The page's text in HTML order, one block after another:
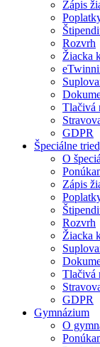
Zápis
Rozvrh
Žiacka
Tlačivá
GDPR
Špeciálne
O
Zápis
Rozvrh
Žiacka
Tlačivá
GDPR
Gymnázium
O